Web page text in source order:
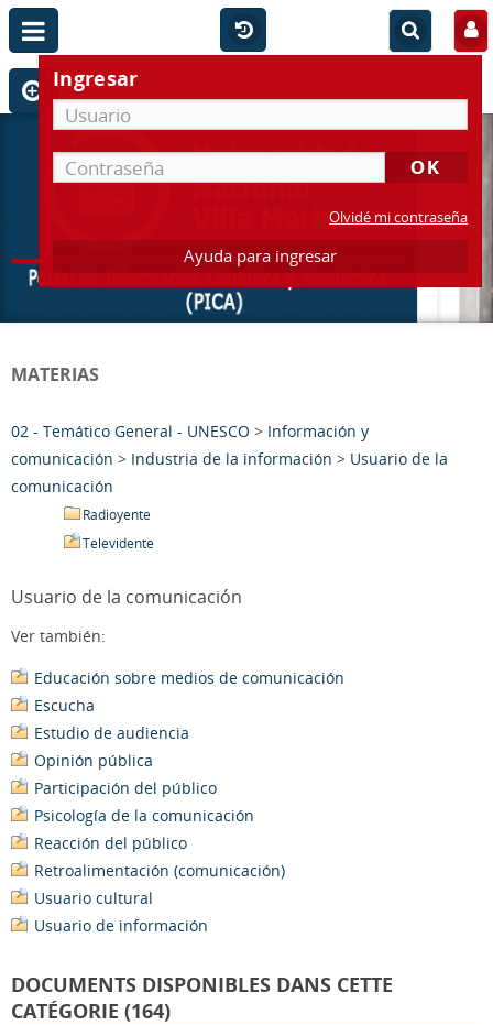
Ingresar
Olvidé mi contraseña
Ayuda para ingresar
MATERIAS
02 - Temático General - UNESCO > Información y
comunicación > Industria de la información > Usuario de la
comunicación
Radioyente
Televidente
Usuario de la comunicación
Ver también:
Educación sobre medios de comunicación
Escucha
Estudio de audiencia
Opinión pública
Participación del público
Psicología de la comunicación
Reacción del público
Retroalimentación (comunicación)
Usuario cultural
Usuario de información
DOCUMENTS DISPONIBLES DANS CETTE
CATÉGORIE (164)